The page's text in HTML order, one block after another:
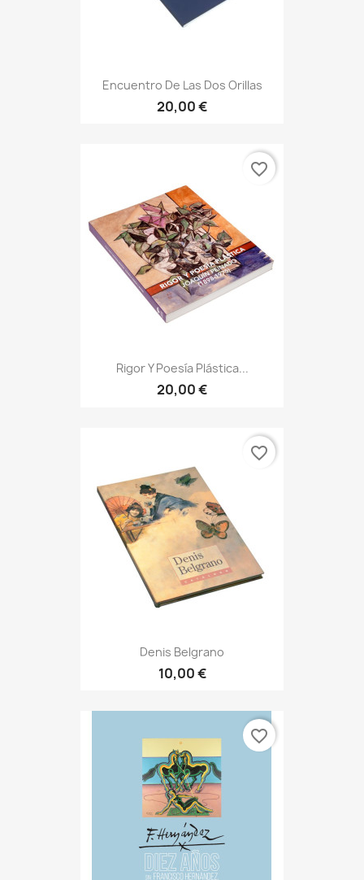
Encuentro De Las Dos Orillas
20,00 €
Rigor Y Poesía Plástica...
20,00 €
favorite_border
Denis Belgrano
10,00 €
favorite_border
favorite_border